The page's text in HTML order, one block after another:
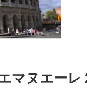
マヌエーレ